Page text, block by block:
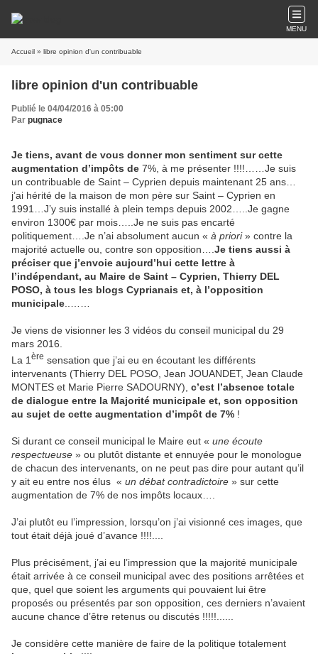
MENU
Accueil » libre opinion d'un contribuable
libre opinion d'un contribuable
Publié le 04/04/2016 à 05:00
Par pugnace
Je tiens, avant de vous donner mon sentiment sur cette
augmentation d’impôts de 7%, à me présenter !!!!……Je suis
un contribuable de Saint – Cyprien depuis maintenant 25 ans…
j’ai hérité de la maison de mon père sur Saint – Cyprien en
1991…J’y suis installé à plein temps depuis 2002…..Je gagne
environ 1300€ par mois…..Je ne suis pas encarté
politiquement….Je n’ai absolument aucun « à priori» contre la
majorité actuelle ou, contre son opposition…. Je tiens aussi à
préciser que j’envoie aujourd’hui cette lettre à
l’indépendant, au Maire de Saint – Cyprien, Thierry DEL
POSO, à tous les blogs Cyprianais et, à l’opposition
municipale
Je viens de visionner les 3 vidéos du conseil municipal du 29
mars 2016.
La 1 ère sensation que j’ai eu en écoutant les différents
intervenants (Thierry DEL POSO, Jean JOUANDET, Jean Claude
MONTES et Marie Pierre SADOURNY), c’est l’absence totale
de dialogue entre la Majorité municipale et, son opposition
au sujet de cette augmentation d’impôt de 7% !
Si durant ce conseil municipal le Maire eut « une écoute
respectueuse » ou plutôt distante et ennuyée pour le monologue
de chacun des intervenants, on ne peut pas dire pour autant qu’il
y ait eu entre nos élus « un débat contradictoire » sur cette
augmentation de 7% de nos impôts locaux….
J’ai plutôt eu l’impression, lorsqu’on j’ai visionné ces images, que
tout était déjà joué d’avance !!!!....
Plus précisément, j’ai eu l’impression que la majorité municipale
était arrivée à ce conseil municipal avec des positions arrêtées et
que, quel que soient les arguments qui pouvaient lui être
proposés ou présentés par son opposition, ces derniers n’avaient
aucune chance d’être retenus ou discutés !!!!!......
Je considère cette manière de faire de la politique totalement